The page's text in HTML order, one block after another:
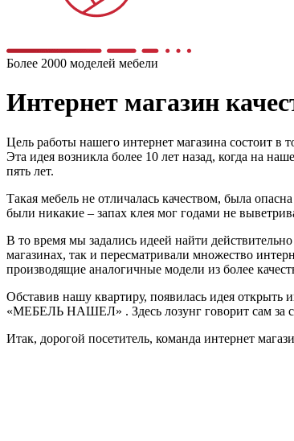
Более 2000 моделей мебели
Интернет магазин
Цель работы нашего интернет магазина состоит в
Эта идея возникла более 10 лет назад, когда на
пять лет.
Такая мебель не отличалась качеством, была
были никакие – запах клея мог годами не
В то время мы задались идеей найти
магазинах, так и пересматривали множество
производящие аналогичные модели из более
Обставив нашу квартиру, появилась идея открыть
«МЕБЕЛЬ НАШЕЛ» . Здесь лозунг говорит сам за
Итак, дорогой посетитель, команда интернет